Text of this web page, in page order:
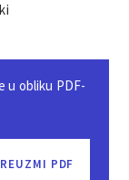
u obliku PDF-
PDF